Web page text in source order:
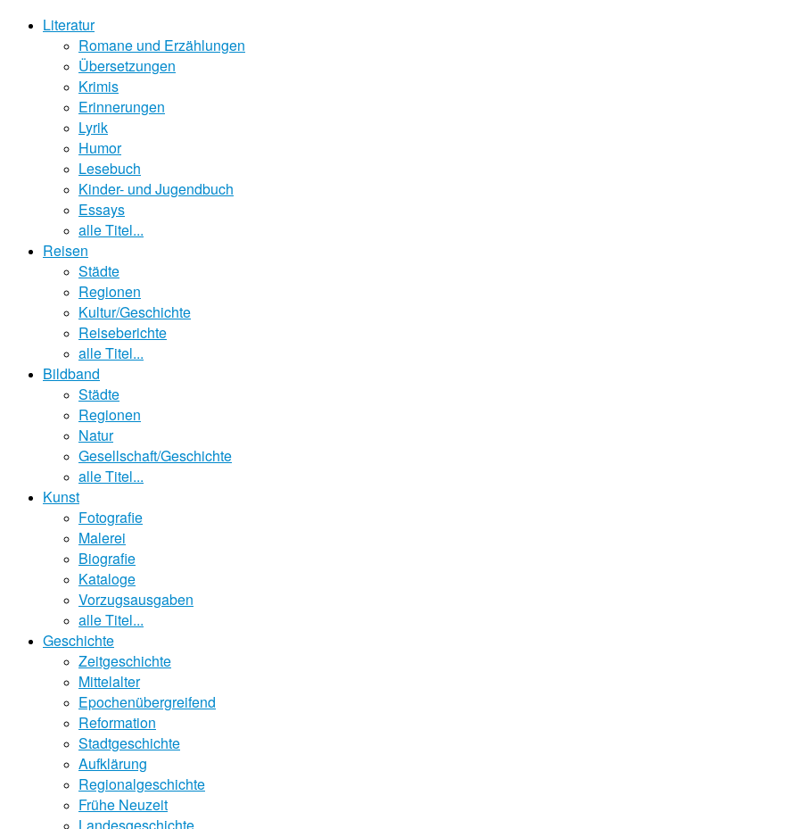
Literatur
Romane und Erzählungen
Übersetzungen
Krimis
Erinnerungen
Lyrik
Humor
Lesebuch
Kinder- und Jugendbuch
Essays
alle Titel...
Reisen
Städte
Regionen
Kultur/Geschichte
Reiseberichte
alle Titel...
Bildband
Städte
Regionen
Natur
Gesellschaft/Geschichte
alle Titel...
Kunst
Fotografie
Malerei
Biografie
Kataloge
Vorzugsausgaben
alle Titel...
Geschichte
Zeitgeschichte
Mittelalter
Epochenübergreifend
Reformation
Stadtgeschichte
Aufklärung
Regionalgeschichte
Frühe Neuzeit